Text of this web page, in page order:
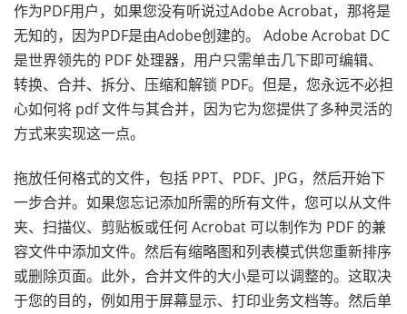
作为PDF用户，如果您没有听说过Adobe Acrobat，那将是
无知的，因为PDF是由Adobe创建的。 Adobe Acrobat DC
是世界领先的 PDF 处理器，用户只需单击几下即可编辑、
转换、合并、拆分、压缩和解锁 PDF。但是，您永远不必担
心如何将 pdf 文件与其合并，因为它为您提供了多种灵活的
方式来实现这一点。
拖放任何格式的文件，包括 PPT、PDF、JPG，然后开始下
一步合并。如果您忘记添加所需的所有文件，您可以从文件
夹、扫描仪、剪贴板或任何 Acrobat 可以制作为 PDF 的兼
容文件中添加文件。然后有缩略图和列表模式供您重新排序
或删除页面。此外，合并文件的大小是可以调整的。这取决
于您的目的，例如用于屏幕显示、打印业务文档等。然后单